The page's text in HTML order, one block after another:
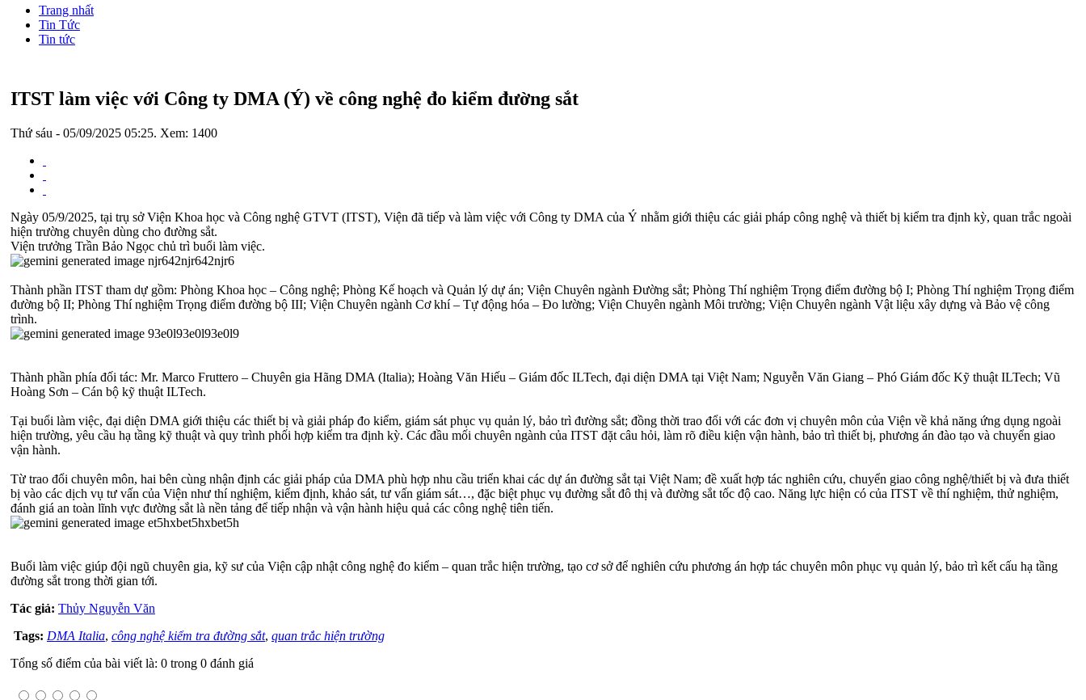
Trang nhất
Tin Tức
Tin tức
ITST làm việc với Công ty DMA (Ý) về công nghệ đo kiểm đường sắt
Thứ sáu - 05/09/2025 05:25. Xem: 1400
Ngày 05/9/2025, tại trụ sở Viện Khoa học và Công nghệ GTVT (ITST), Viện đã tiếp và làm việc với Công ty DMA của Ý nhằm giới thiệu các giải pháp công nghệ và thiết bị kiểm tra định kỳ, quan trắc ngoài
hiện trường chuyên dùng cho đường sắt.
Viện trưởng Trần Bảo Ngọc chủ trì buổi làm việc.
Thành phần ITST tham dự gồm: Phòng Khoa học – Công nghệ; Phòng Kế hoạch và Quản lý dự án; Viện Chuyên ngành Đường sắt; Phòng Thí nghiệm Trọng điểm đường bộ I; Phòng Thí nghiệm Trọng điểm
đường bộ II; Phòng Thí nghiệm Trọng điểm đường bộ III; Viện Chuyên ngành Cơ khí – Tự động hóa – Đo lường; Viện Chuyên ngành Môi trường; Viện Chuyên ngành Vật liệu xây dựng và Bảo vệ công
trình.
Thành phần phía đối tác: Mr. Marco Fruttero – Chuyên gia Hãng DMA (Italia); Hoàng Văn Hiếu – Giám đốc ILTech, đại diện DMA tại Việt Nam; Nguyễn Văn Giang – Phó Giám đốc Kỹ thuật ILTech; Vũ
Hoàng Sơn – Cán bộ kỹ thuật ILTech.
Tại buổi làm việc, đại diện DMA giới thiệu các thiết bị và giải pháp đo kiểm, giám sát phục vụ quản lý, bảo trì đường sắt; đồng thời trao đổi với các đơn vị chuyên môn của Viện về khả năng ứng dụng ngoài
hiện trường, yêu cầu hạ tầng kỹ thuật và quy trình phối hợp kiểm tra định kỳ. Các đầu mối chuyên ngành của ITST đặt câu hỏi, làm rõ điều kiện vận hành, bảo trì thiết bị, phương án đào tạo và chuyển giao
vận hành.
Từ trao đổi chuyên môn, hai bên cùng nhận định các giải pháp của DMA phù hợp nhu cầu triển khai các dự án đường sắt tại Việt Nam; đề xuất hợp tác nghiên cứu, chuyển giao công nghệ/thiết bị và đưa thiết
bị vào các dịch vụ tư vấn của Viện như thí nghiệm, kiểm định, khảo sát, tư vấn giám sát…, đặc biệt phục vụ đường sắt đô thị và đường sắt tốc độ cao. Năng lực hiện có của ITST về thí nghiệm, thử nghiệm,
đánh giá an toàn lĩnh vực đường sắt là nền tảng để tiếp nhận và vận hành hiệu quả các công nghệ tiên tiến.
Buổi làm việc giúp đội ngũ chuyên gia, kỹ sư của Viện cập nhật công nghệ đo kiểm – quan trắc hiện trường, tạo cơ sở để nghiên cứu phương án hợp tác chuyên môn phục vụ quản lý, bảo trì kết cấu hạ tầng
đường sắt trong thời gian tới.
Tác giả: Thủy Nguyễn Văn
Tags: DMA Italia, công nghệ kiểm tra đường sắt, quan trắc hiện trường
Tổng số điểm của bài viết là: 0 trong 0 đánh giá